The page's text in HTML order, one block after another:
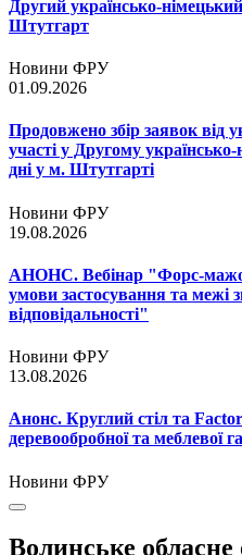
Другий українсько-
Штутгарт
Новини ФРУ
01.09.2026
Продовжено збір заявок від
участі у Другому
дні у м. Штутгарті
Новини ФРУ
19.08.2026
АНОНС. Вебінар "Форс-
умови застосування та межі
відповідальності"
Новини ФРУ
13.08.2026
Анонс. Круглий стіл та
деревообробної та меблевої
Новини ФРУ
Волинське обласне